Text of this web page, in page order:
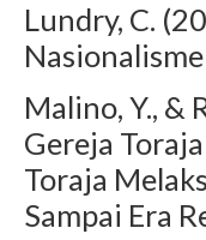
Lundry, C.
Malino, Y., &
Gereja
Toraja
Sampai Era